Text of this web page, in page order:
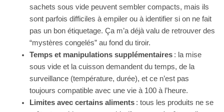
sachets sous vide peuvent sembler compacts, mais ils
sont parfois difficiles à empiler ou à identifier si on ne fait
pas un bon étiquetage. Ça m’a déjà valu de retrouver des
“mystères congelés” au fond du tiroir.
Temps et manipulations supplémentaires: la mise
sous vide et la cuisson demandent du temps, de la
surveillance (température, durée), et ce n’est pas
toujours compatible avec une vie à 100 à l’heure.
Limites avec certains aliments: tous les produits ne se